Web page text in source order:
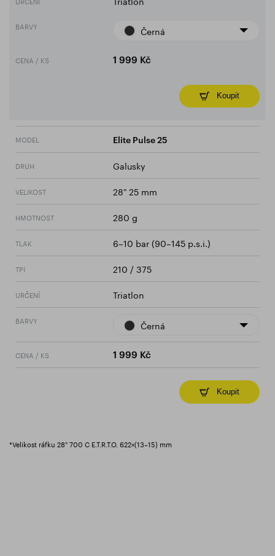
BARVY Černá
CENA / KS 1 999 Kč
Koupit
MODEL Elite Pulse 25
DRUH Galusky
VELIKOST 28" 25 mm
HMOTNOST 280 g
TLAK 6–10 bar (90–145 p.s.i.)
TPI 210 / 375
URČENÍ Triatlon
BARVY Černá
CENA / KS 1 999 Kč
Koupit
*Velikost ráfku 28" 700 C E.T.R.T.O. 622×(13–15) mm